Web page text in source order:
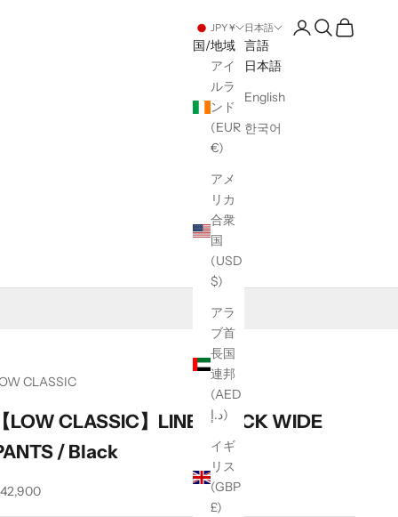
JPY ¥
国/地域
アイ
ルラ
ンド
(EUR
€)
アメ
リカ
合衆
国
(USD
$)
アラ
ブ首
長国
連邦
(AED
د.إ)
イギ
リス
(GBP
£)
日本語
言語
日本語
English
한국어
アカウントページ
検索を開く
カートを
CLASSIC
LOW CLASSIC】LINEN TUCK WIDE
/ Black
ル価格